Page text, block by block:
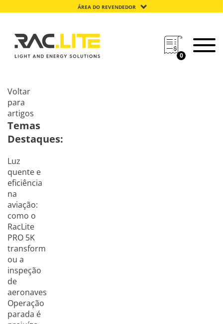
ÁREA DO REVENDEDOR
0
Voltar
para
artigos
Temas
Destaques:
Luz
quente e
eficiência
na
aviação:
como o
RacLite
PRO 5K
transform
ou a
inspeção
de
aeronaves
Operação
parada é